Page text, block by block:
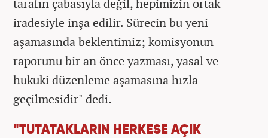
tarafın çabasıyla değil, hepimizin ortak
iradesiyle inşa edilir. Sürecin bu yeni
aşamasında beklentimiz; komisyonun
raporunu bir an önce yazması, yasal ve
hukuki düzenleme aşamasına hızla
geçilmesidir" dedi.
"TUTATAKLARIN HERKESE AÇIK